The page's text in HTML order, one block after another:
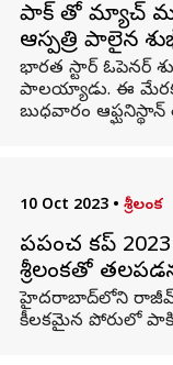
పాక్ తో మ్యాచ్
ఆస్పత్రి పాలైన
భారత స్టార్ ఓపెనర్
పాలయ్యాడు. ఈ
బుధ‌వారం
10 Oct 2023 • శ్రీలంక
ప్రపంచ కప్
శ్రీలంకతో
హైదరాబాద్‌లోని రాజీవ్
కీలకమైన పోరులో